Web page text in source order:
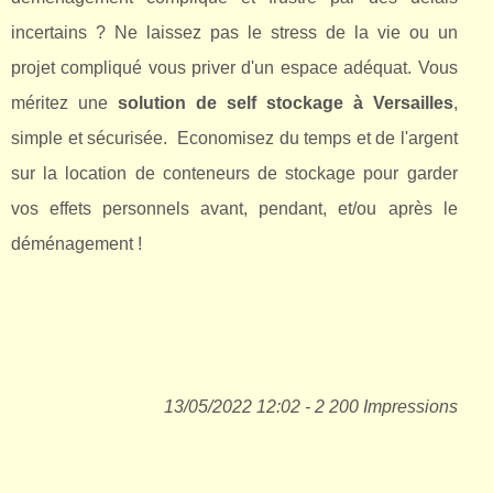
incertains ? Ne laissez pas le stress de la vie ou un
projet compliqué vous priver d'un espace adéquat. Vous
méritez une solution de self stockage à Versailles,
simple et sécurisée. Economisez du temps et de l'argent
sur la location de conteneurs de stockage pour garder
vos effets personnels avant, pendant, et/ou après le
déménagement !
13/05/2022 12:02 - 2 200 Impressions